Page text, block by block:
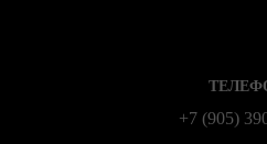
+7 (905)